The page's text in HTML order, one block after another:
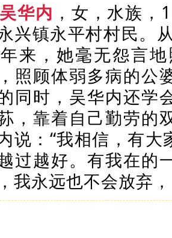
吴华内 ，女，水族
兴镇永平村村民。
来，她毫无怨言
照顾体弱多病的公
同时，吴华内还学
，靠着自己勤劳的
说：“我相信，有
过越好。有我在的
我永远也不会放弃